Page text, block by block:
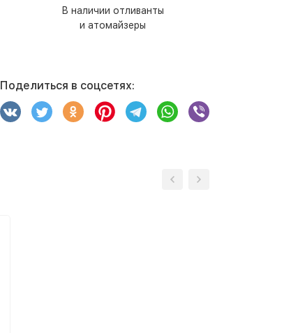
В наличии отливанты
и атомайзеры
Поделиться в соцсетях: